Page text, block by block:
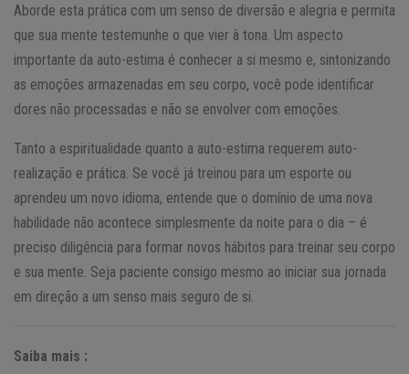
Aborde esta prática com um senso de diversão e alegria e permita
que sua mente testemunhe o que vier à tona. Um aspecto
importante da auto-estima é conhecer a si mesmo e, sintonizando
as emoções armazenadas em seu corpo, você pode identificar
dores não processadas e não se envolver com emoções.
Tanto a espiritualidade quanto a auto-estima requerem auto-
realização e prática. Se você já treinou para um esporte ou
aprendeu um novo idioma, entende que o domínio de uma nova
habilidade não acontece simplesmente da noite para o dia – é
preciso diligência para formar novos hábitos para treinar seu corpo
e sua mente. Seja paciente consigo mesmo ao iniciar sua jornada
em direção a um senso mais seguro de si.
Saiba mais :